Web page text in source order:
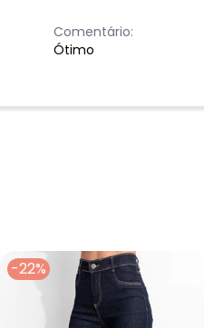
Comentário:
Ótimo
-22%